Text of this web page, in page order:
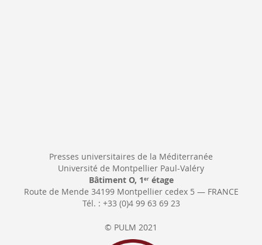
Presses universitaires de la Méditerranée
Université de Montpellier Paul-Valéry
Bâtiment O, 1 erétage
Route de Mende 34199 Montpellier cedex 5 — FRANCE
Tél. : +33 (0)4 99 63 69 23
© PULM 2021